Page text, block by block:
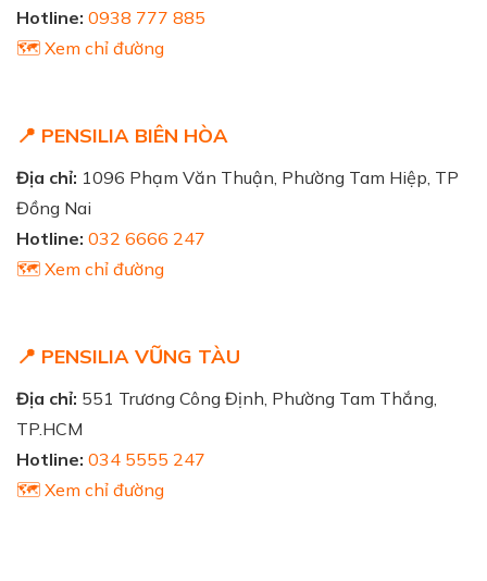
Hotline: 0938 777 885
🗺️ Xem chỉ đường
📍 PENSILIA BIÊN HÒA
Địa chỉ: 1096 Phạm Văn Thuận, Phường Tam Hiệp, TP
Đồng Nai
Hotline: 032 6666 247
🗺️ Xem chỉ đường
📍 PENSILIA VŨNG TÀU
Địa chỉ: 551 Trương Công Định, Phường Tam Thắng,
TP.HCM
Hotline: 034 5555 247
🗺️ Xem chỉ đường